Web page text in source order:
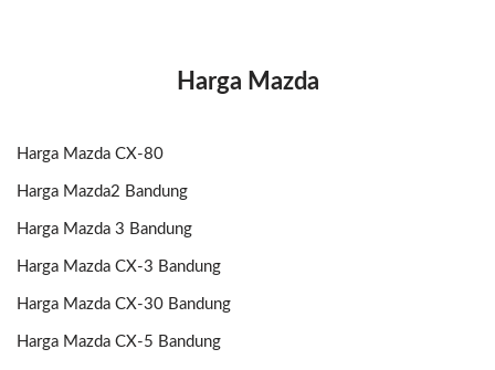
Harga Mazda
Harga Mazda CX-80
Harga Mazda2 Bandung
Harga Mazda 3 Bandung
Harga Mazda CX-3 Bandung
Harga Mazda CX-30 Bandung
Harga Mazda CX-5 Bandung